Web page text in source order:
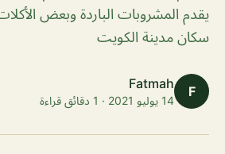
يقدم المشروبات الباردة وبعض
سكان مدينة الكويت
F
Fatmah
14 يوليو 2021 · 1 دقائق قراءة